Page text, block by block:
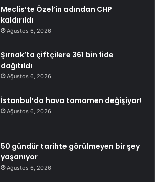
Meclis’te Özel’in adından CHP
kaldırıldı
Ağustos 6, 2026
Şırnak’ta çiftçilere 361 bin fide
dağıtıldı
Ağustos 6, 2026
İstanbul’da hava tamamen değişiyor!
Ağustos 6, 2026
50 gündür tarihte görülmeyen bir şey
yaşanıyor
Ağustos 6, 2026